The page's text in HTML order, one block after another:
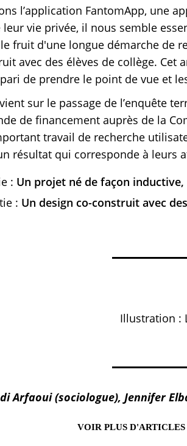
l’application FantomApp, une
vie privée, il nous semble
fruit d'une longue démarche de
avec des élèves de collège.
de prendre le point de vue et
sur le passage de l’enquête
de financement auprès de la
travail de recherche
résultat qui corresponde à leurs
: Un projet né de façon
: Un design co-construit avec
Illustration :
Arfaoui (sociologue), Jennifer
VOIR PLUS